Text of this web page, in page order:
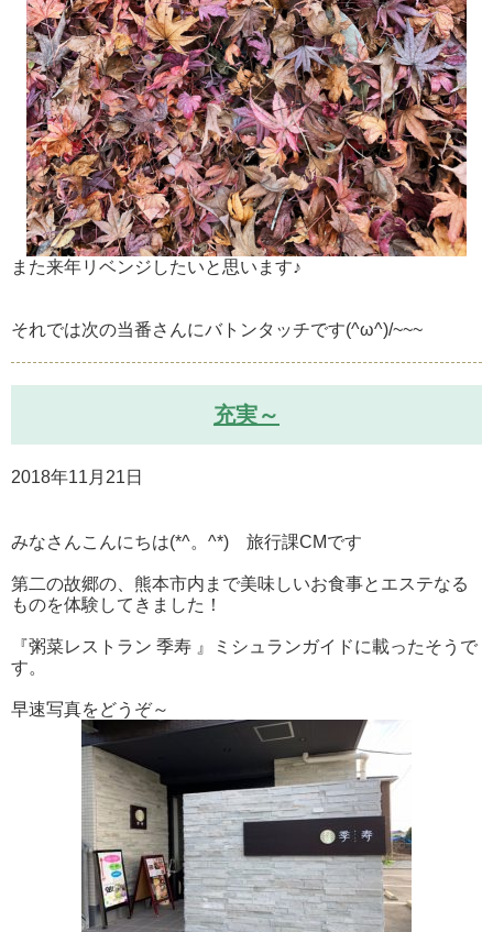
また来年リベンジしたいと思います♪
それでは次の当番さんにバトンタッチです(^ω^)/~~~
充実～
2018年11月21日
みなさんこんにちは(*^。^*) 旅行課CMです
第二の故郷の、熊本市内まで美味しいお食事とエステなる
ものを体験してきました！
『粥菜レストラン 季寿 』ミシュランガイドに載ったそうで
す。
早速写真をどうぞ～